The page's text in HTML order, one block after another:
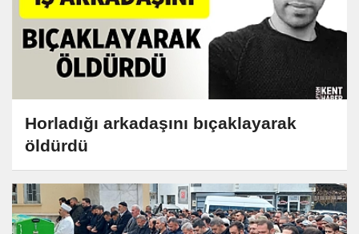
Horladığı arkadaşını bıçaklayarak
öldürdü